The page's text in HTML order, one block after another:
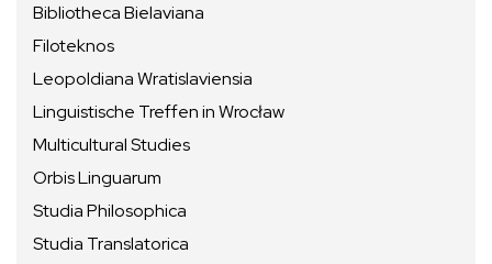
Bibliotheca Bielaviana
Filoteknos
Leopoldiana Wratislaviensia
Linguistische Treffen in Wrocław
Multicultural Studies
Orbis Linguarum
Studia Philosophica
Studia Translatorica